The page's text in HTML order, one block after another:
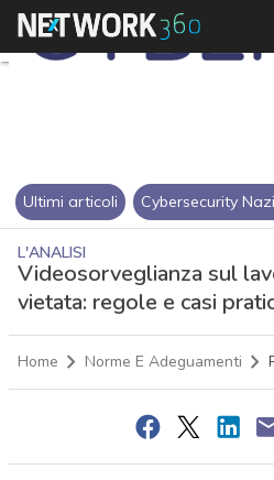
Ultimi articoli Cybersecurity
L'ANALISI
Videosorveglianza sul
vietata: regole e casi
Home Norme E Adeguamenti